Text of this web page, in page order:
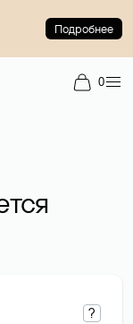
Подробнее
0
?